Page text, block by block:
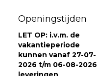
Openingstijden
LET OP: i.v.m. de
vakantieperiode
kunnen vanaf 27-07-
2026 t/m 06-08-2026